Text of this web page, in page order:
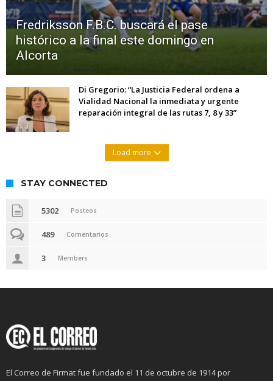
Fredriksson F.B.C. buscará el pase
histórico a la final este domingo en
Alcorta
Di Gregorio: “La Justicia Federal ordena a
Vialidad Nacional la inmediata y urgente
reparación integral de las rutas 7, 8 y 33”
Load more
STAY CONNECTED
5302 Posteos
489 Comentarios
3 Members
El Correo de Firmat fue fundado el 11 de octubre de 1914 por